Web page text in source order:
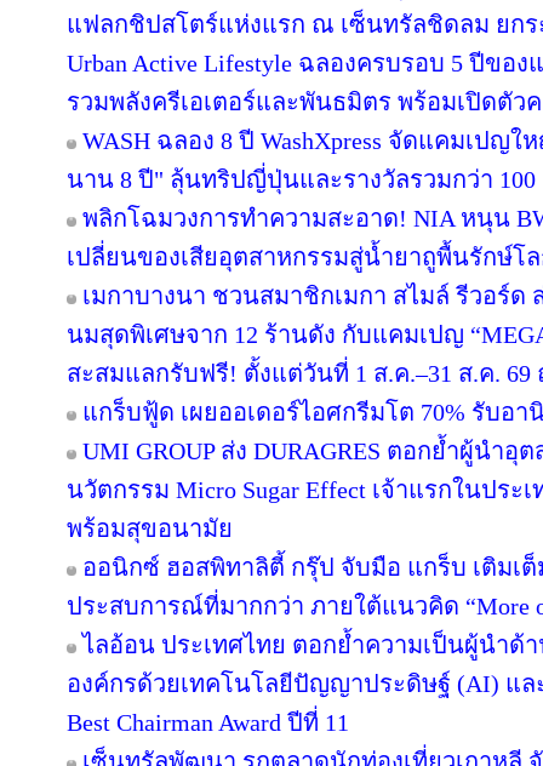
แฟลกชิปสโตร์แห่งแรก ณ เซ็นทรัลชิดลม ยก
Urban Active Lifestyle ฉลองครบรอบ 5 ปีของ
รวมพลังครีเอเตอร์และพันธมิตร พร้อมเปิดตัว
WASH ฉลอง 8 ปี WashXpress จัดแคมเปญ
นาน 8 ปี" ลุ้นทริปญี่ปุ่นและรางวัลรวมกว่า 100
พลิกโฉมวงการทำความสะอาด! NIA หนุน
เปลี่ยนของเสียอุตสาหกรรมสู่น้ำยาถูพื้นรักษ์โ
เมกาบางนา ชวนสมาชิกเมกา สไมล์ รีวอร์ด
นมสุดพิเศษจาก 12 ร้านดัง กับแคมเปญ
สะสมแลกรับฟรี! ตั้งแต่วันที่ 1 ส.ค.–31 ส.ค.
แกร็บฟู้ด เผยออเดอร์ไอศกรีมโต 70% รับอา
UMI GROUP ส่ง DURAGRES ตอกย้ำผู้นำอุ
นวัตกรรม Micro Sugar Effect เจ้าแรกในปร
พร้อมสุขอนามัย
ออนิกซ์ ฮอสพิทาลิตี้ กรุ๊ป จับมือ แกร็บ เติมเ
ประสบการณ์ที่มากกว่า ภายใต้แนวคิด “More
ไลอ้อน ประเทศไทย ตอกย้ำความเป็นผู้นำด้
องค์กรด้วยเทคโนโลยีปัญญาประดิษฐ์ (AI) และ
Best Chairman Award ปีที่ 11